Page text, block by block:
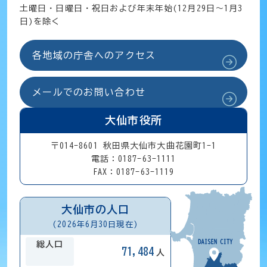
土曜日・日曜日・祝日および年末年始(12月29日～1月3
日)を除く
各地域の庁舎へのアクセス
メールでのお問い合わせ
大仙市役所
〒014-8601 秋田県大仙市大曲花園町1-1
電話：0187-63-1111
FAX：0187-63-1119
大仙市の人口
(2026年6月30日現在)
総人口
71,484 人